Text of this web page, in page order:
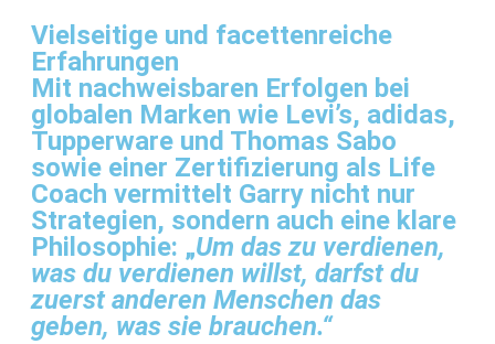
Vielseitige und facettenreiche
Erfahrungen
Mit nachweisbaren Erfolgen bei
globalen Marken wie Levi’s, adidas,
Tupperware und Thomas Sabo
sowie einer Zertifizierung als Life
Coach vermittelt Garry nicht nur
Strategien, sondern auch eine klare
Philosophie: „Um das zu verdienen,
was du verdienen willst, darfst du
zuerst anderen Menschen das
geben, was sie brauchen.“